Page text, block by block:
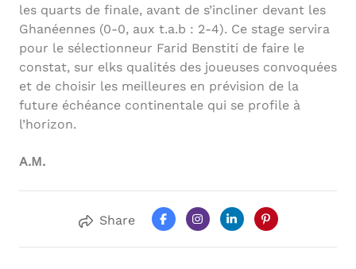
les quarts de finale, avant de s’incliner devant les
Ghanéennes (0-0, aux t.a.b : 2-4). Ce stage servira
pour le sélectionneur Farid Benstiti de faire le
constat, sur elks qualités des joueuses convoquées
et de choisir les meilleures en prévision de la
future échéance continentale qui se profile à
l’horizon.
A.M.
Share